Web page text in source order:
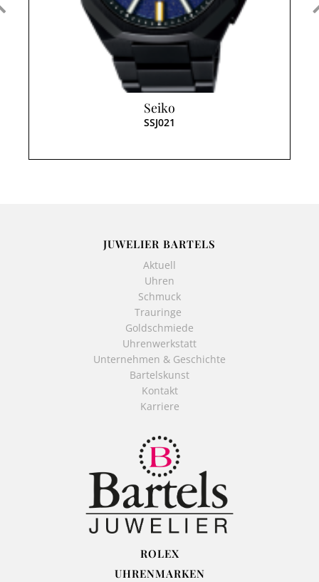
Seiko
SSJ021
JUWELIER BARTELS
Aktuell
Uhren
Schmuck
Trauringe
Goldschmiede
Uhrenwerkstatt
Unternehmen & Geschichte
Bartelskunst
Kontakt
Karriere
ROLEX
UHRENMARKEN